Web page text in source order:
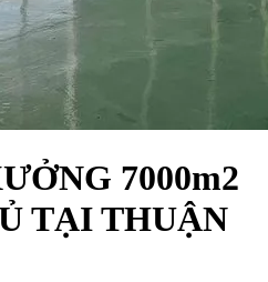
7000m2
TẠI THUẬN